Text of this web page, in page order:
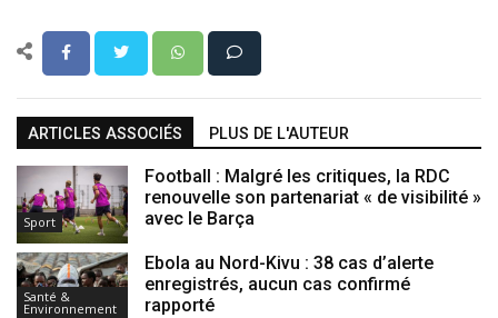
ARTICLES ASSOCIÉS PLUS DE L'AUTEUR
Sport
Football : Malgré les critiques, la RDC
renouvelle son partenariat « de visibilité »
avec le Barça
Santé &
Environnement
Ebola au Nord-Kivu : 38 cas d’alerte
enregistrés, aucun cas confirmé
rapporté